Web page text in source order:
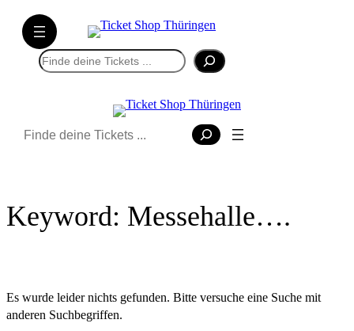
Direkt
zum
Inhalt
wechseln
Suchen
Suchen
Keyword: Messehalle….
Es wurde leider nichts gefunden. Bitte versuche eine Suche mit
anderen Suchbegriffen.